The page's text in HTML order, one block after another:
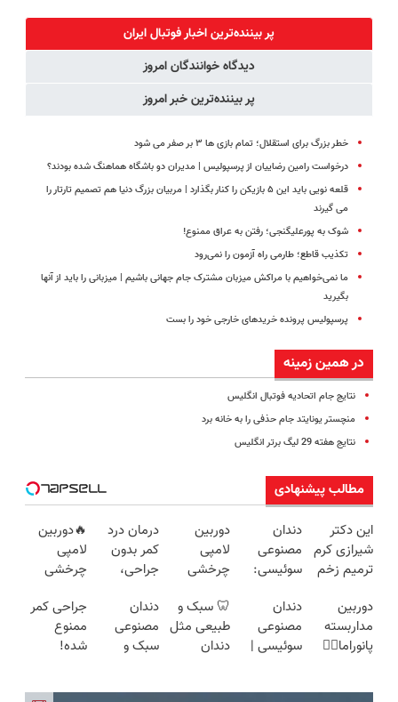
بخر❗❗❗
پر بیننده‌ترین اخبار فوتبال ايران
دیدگاه خوانندگان امروز
پر بیننده‌ترین خبر امروز
خطر بزرگ برای استقلال؛ تمام بازی ها ۳ بر صفر می شود
درخواست رامین رضاییان از پرسپولیس | مدیران دو باشگاه هماهنگ شده بودند؟
قلعه نویی باید این ۵ بازیکن را کنار بگذارد | مربیان بزرگ دنیا هم تصمیم تارتار را
می گیرند
شوک به پورعلیگنجی؛ رفتن به عراق ممنوع!
تکذیب قاطع؛‌ طارمی راه آزمون را نمی‌رود
ما نمی‌خواهیم با مراکش میزبان مشترک جام جهانی باشیم |‌ میزبانی را باید از آنها
بگیرید
پرسپولیس پرونده خریدهای خارجی خود را بست
در همین زمینه
نتایج جام اتحادیه فوتبال انگلیس
منچستر یونایتد جام حذفی را به خانه برد
نتایج هفته 29 لیگ برتر انگلیس
مطالب پیشنهادی
این دکتر
شیرازی کرم
ترمیم زخم
ساخت!!!
دندان
مصنوعی
سوئیسی:
فناوری
اروپا، سبک
و مقاوم |
قسطی
دوربین
لامپی
چرخشی
فقط امروز
حراج شد🔥
پرداخت
درمان درد
کمر بدون
جراحی،
پرسش‌نامه
رو پر کن ▶
🔥دوربین
لامپی
چرخشی
🔥 پرداخت
درب منزل
+ گارانتی
دوربین
مداربسته
پانوراما👈🏻
دندان
مصنوعی
سوئیسی |
🦷 سبک و
طبیعی مثل
دندان
دندان
مصنوعی
سبک و
جراحی کمر
ممنوع
شده!